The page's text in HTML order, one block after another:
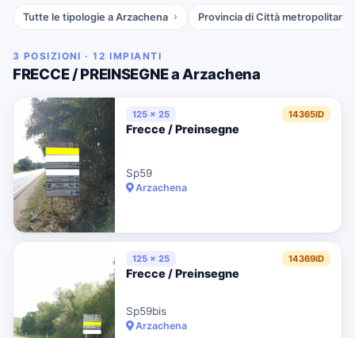
Tutte le tipologie a Arzachena Provincia di Città metropolitana
3 POSIZIONI · 12 IMPIANTI
FRECCE / PREINSEGNE a Arzachena
125 x 25 14365ID
Frecce / Preinsegne
Sp59
Arzachena
125 x 25 14369ID
Frecce / Preinsegne
Sp59bis
Arzachena